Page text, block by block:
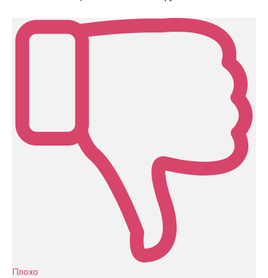
Плохо